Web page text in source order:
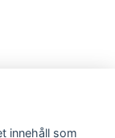
innehåll som